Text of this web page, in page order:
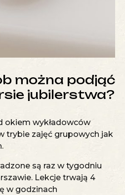
można podjąć
jubilerstwa?
okiem wykładowców
trybie zajęć grupowych jak
są raz w tygodniu
Lekcje trwają 4
w godzinach